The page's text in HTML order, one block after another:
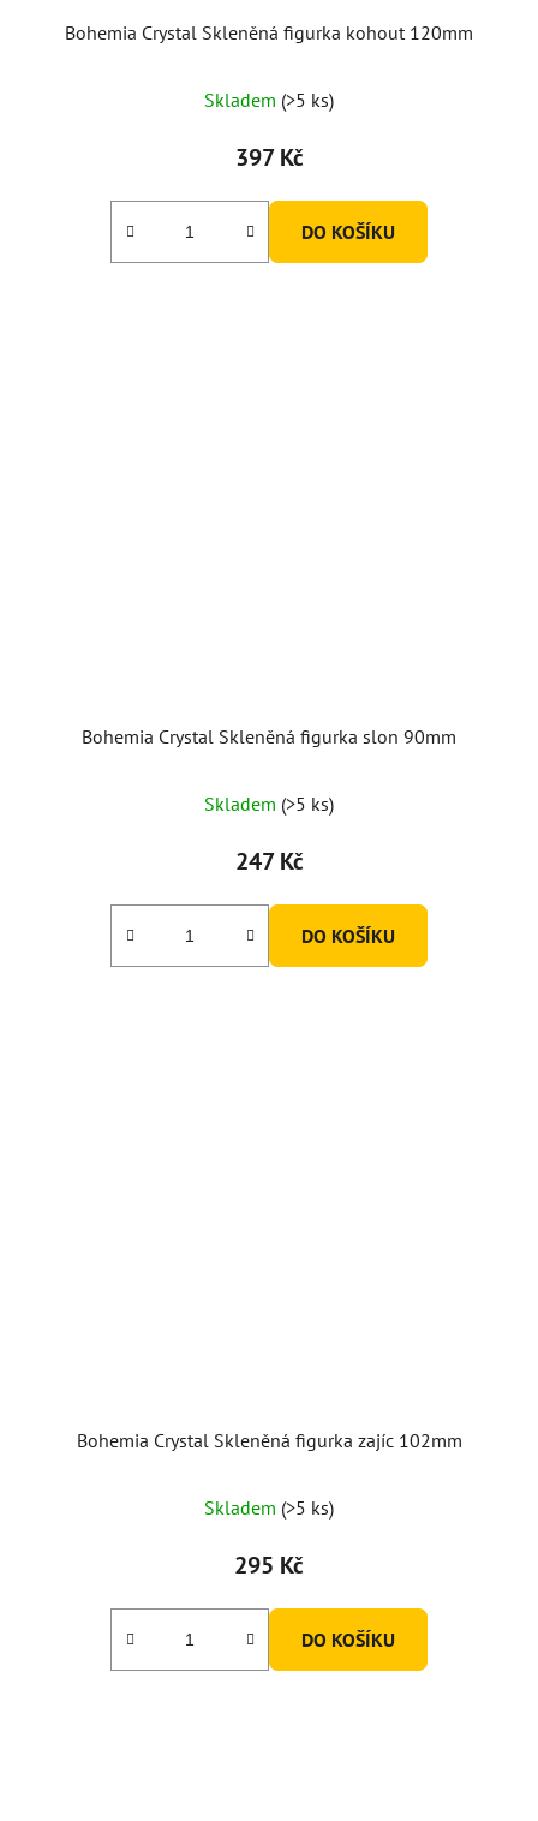
Bohemia Crystal Skleněná figurka kohout 120mm
Skladem (>5 ks)
397 Kč
DO KOŠÍKU
Bohemia Crystal Skleněná figurka slon 90mm
Skladem (>5 ks)
247 Kč
DO KOŠÍKU
Bohemia Crystal Skleněná figurka zajíc 102mm
Skladem (>5 ks)
295 Kč
DO KOŠÍKU